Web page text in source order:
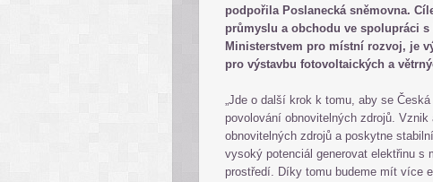
podpořila Poslanecká sněmovna.
průmyslu a obchodu ve spolupráci
Ministerstvem pro místní rozvoj, je
pro výstavbu fotovoltaických a
„Jde o další krok k tomu, aby se
povolování obnovitelných zdrojů.
obnovitelných zdrojů a poskytne
vysoký potenciál generovat elektřinu s
prostředí. Díky tomu budeme mít více